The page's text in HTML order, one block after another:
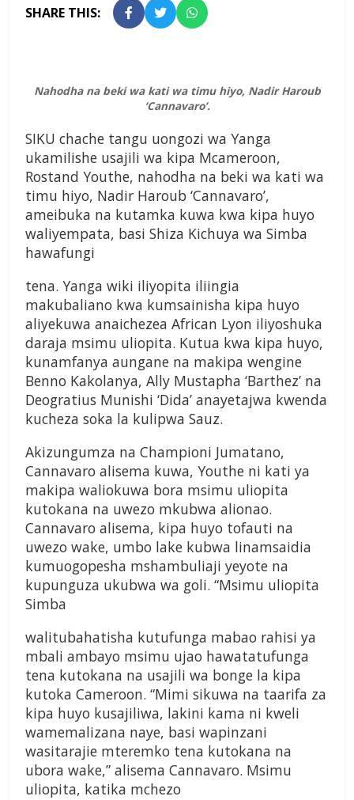
SHARE THIS:
Nahodha na beki wa kati wa timu hiyo, Nadir Haroub
‘Cannavaro’.
SIKU chache tangu uongozi wa Yanga
ukamilishe usajili wa kipa Mcameroon,
Rostand Youthe, nahodha na beki wa kati wa
timu hiyo, Nadir Haroub ‘Cannavaro’,
ameibuka na kutamka kuwa kwa kipa huyo
waliyempata, basi Shiza Kichuya wa Simba
hawafungi
tena. Yanga wiki iliyopita iliingia
makubaliano kwa kumsainisha kipa huyo
aliyekuwa anaichezea African Lyon iliyoshuka
daraja msimu uliopita. Kutua kwa kipa huyo,
kunamfanya aungane na makipa wengine
Benno Kakolanya, Ally Mustapha ‘Barthez’ na
Deogratius Munishi ‘Dida’ anayetajwa kwenda
kucheza soka la kulipwa Sauz.
Akizungumza na Championi Jumatano,
Cannavaro alisema kuwa, Youthe ni kati ya
makipa waliokuwa bora msimu uliopita
kutokana na uwezo mkubwa alionao.
Cannavaro alisema, kipa huyo tofauti na
uwezo wake, umbo lake kubwa linamsaidia
kumuogopesha mshambuliaji yeyote na
kupunguza ukubwa wa goli. “Msimu uliopita
Simba
walitubahatisha kutufunga mabao rahisi ya
mbali ambayo msimu ujao hawatatufunga
tena kutokana na usajili wa bonge la kipa
kutoka Cameroon. “Mimi sikuwa na taarifa za
kipa huyo kusajiliwa, lakini kama ni kweli
wamemalizana naye, basi wapinzani
wasitarajie mteremko tena kutokana na
ubora wake,” alisema Cannavaro. Msimu
uliopita, katika mchezo